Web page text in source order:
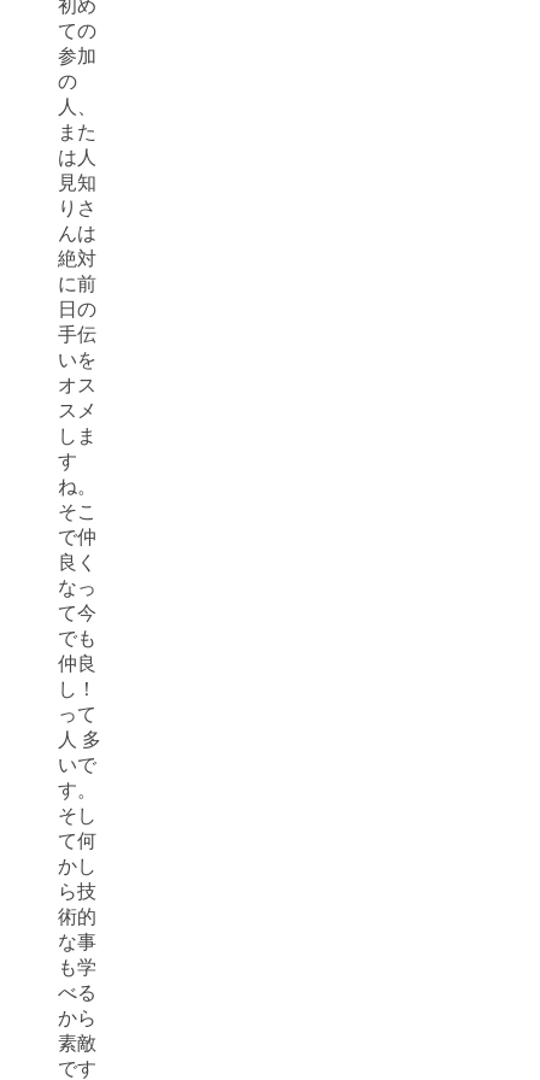
初め
ての
参加
の
人、
また
は人
見知
りさ
んは
絶対
に前
日の
手伝
いを
オス
スメ
しま
す
ね。
そこ
で仲
良く
なっ
て今
でも
仲良
し！
って
人 多
いで
す。
そし
て何
かし
ら技
術的
な事
も学
べる
から
素敵
です